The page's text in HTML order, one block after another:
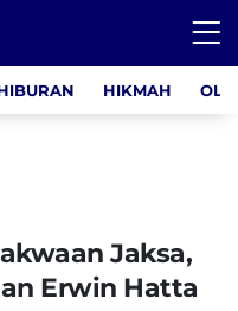
HIKMAH
Jaksa,
Erwin Hatta